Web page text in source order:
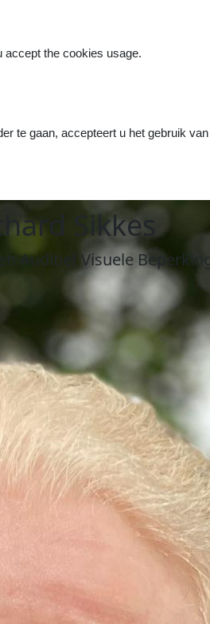
accept the cookies usage.
te gaan, accepteert u het gebruik
ikkes
Auditief Visuele